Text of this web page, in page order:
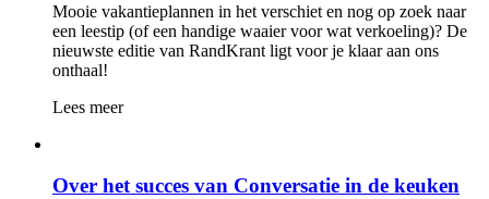
Mooie vakantieplannen in het verschiet en nog op zoek naar
een leestip (of een handige waaier voor wat verkoeling)? De
nieuwste editie van RandKrant ligt voor je klaar aan ons
onthaal!
Lees meer
Over het succes van Conversatie in de keuken